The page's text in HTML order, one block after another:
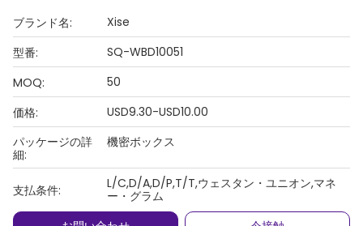
ブランド名:
Xise
型番:
SQ-WBD10051
MOQ:
50
価格:
USD9.30-USD10.00
パッケージの詳
細:
機密ボックス
支払条件:
L/C,D/A,D/P,T/T,ウェスタン・ユニオン,マネ
ー・グラム